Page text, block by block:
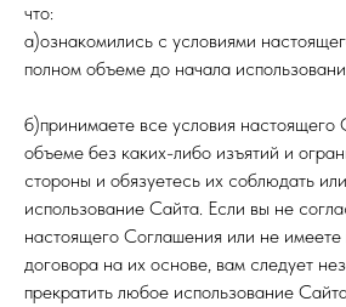
что:
а)ознакомились с условиями
полном объеме до начала
б)принимаете все условия настоящего
объеме без каких-либо изъятий и
стороны и обязуетесь их соблюдать
использование Сайта. Если вы не
настоящего Соглашения или не
договора на их основе, вам следует
прекратить любое использование